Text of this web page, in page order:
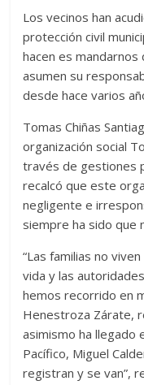
Los vecinos han
protección civil
hacen es
asumen su
desde hace varios
Tomas Chiñas
organización social
través de gestiones
recalcó que este
negligente e
siempre ha sido que
“Las familias no
vida y las
hemos recorrido en
Henestroza Zárate,
asimismo ha llegado
Pacífico, Miguel
registran y se van”,